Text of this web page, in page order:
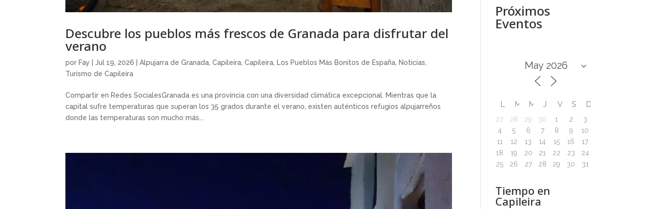
Descubre los pueblos más frescos de Granada para disfrutar del
verano
por Fay |Jul 19, 2026 |Alpujarra de Granada ,Capileira ,Capileira Los Pueblos Más Bonitos de España Noticias
Turismo de Capileira
Compartir en Redes SocialesGranada es una provincia con una diversidad climática excepcional. Mientras que la
capital sufre temperaturas que superan los 35 grados durante el verano, existen auténticos refugios alpujarreños
donde las temperaturas son mucho más...
Próximos
Eventos
L M M J V S D
27 28 29 30 1 2
3
4
5 6 7 8 9
10
11
12 13 14 15 16
17
18
19 20 21 22 23
24
25
26 27 28 29 30 31
Tiempo en
Capileira